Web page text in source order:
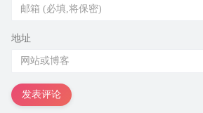
地址
发表评论